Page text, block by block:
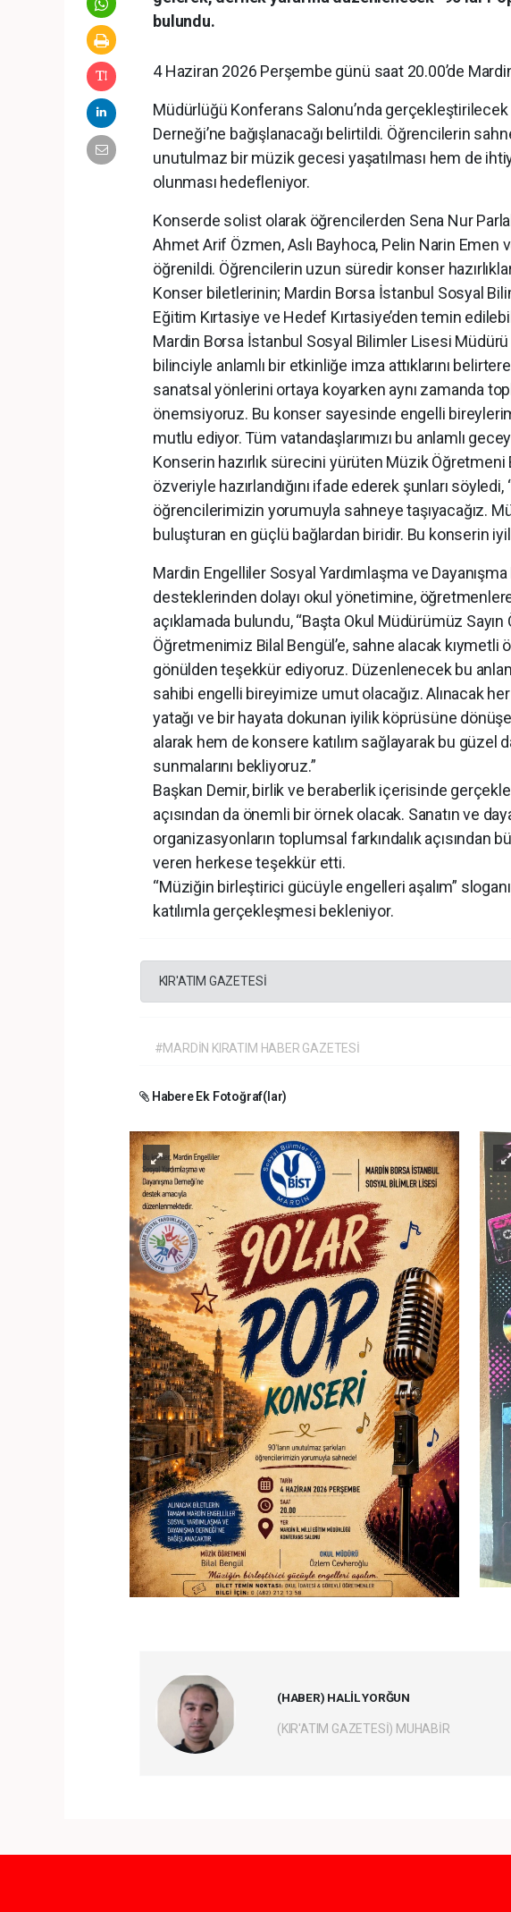
bulundu.
4 Haziran 2026 Perşembe günü saat 20.00’de
Müdürlüğü Konferans Salonu’nda
Derneği’ne bağışlanacağı belirtildi. Öğrencilerin
unutulmaz bir müzik gecesi yaşatılması hem de
olunması hedefleniyor.
Konserde solist olarak öğrencilerden Sena Nur
Ahmet Arif Özmen, Aslı Bayhoca, Pelin Narin Emen
öğrenildi. Öğrencilerin uzun süredir konser
Konser biletlerinin; Mardin Borsa İstanbul Sosyal
Eğitim Kırtasiye ve Hedef Kırtasiye’den temin
Mardin Borsa İstanbul Sosyal Bilimler Lisesi
bilinciyle anlamlı bir etkinliğe imza attıklarını
sanatsal yönlerini ortaya koyarken aynı zamanda
önemsiyoruz. Bu konser sayesinde engelli
mutlu ediyor. Tüm vatandaşlarımızı bu anlamlı
Konserin hazırlık sürecini yürüten Müzik
özveriyle hazırlandığını ifade ederek şunları söyledi,
öğrencilerimizin yorumuyla sahneye taşıyacağız.
buluşturan en güçlü bağlardan biridir. Bu konserin
Mardin Engelliler Sosyal Yardımlaşma ve
desteklerinden dolayı okul yönetimine,
açıklamada bulundu, “Başta Okul Müdürümüz
Öğretmenimiz Bilal Bengül’e, sahne alacak
gönülden teşekkür ediyoruz. Düzenlenecek bu
sahibi engelli bireyimize umut olacağız. Alınacak
yatağı ve bir hayata dokunan iyilik köprüsüne
alarak hem de konsere katılım sağlayarak bu güzel
sunmalarını bekliyoruz.”
Başkan Demir, birlik ve beraberlik içerisinde
açısından da önemli bir örnek olacak. Sanatın ve
organizasyonların toplumsal farkındalık açısından
veren herkese teşekkür etti.
“Müziğin birleştirici gücüyle engelleri aşalım”
katılımla gerçekleşmesi bekleniyor.
KIR'ATIM GAZETESİ
#MARDİN KIRATIM HABER GAZETESİ
Habere Ek Fotoğraf(lar)
(HABER) HALİL YORĞUN
(KIR'ATIM GAZETESİ) MUHABİR